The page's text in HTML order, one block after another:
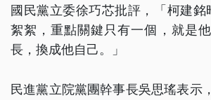
國民黨立委徐巧芯批評，「柯建銘
絮絮，重點關鍵只有一個，就是
長，換成他自己。」
民進黨立院黨團幹事長吳思瑤表示